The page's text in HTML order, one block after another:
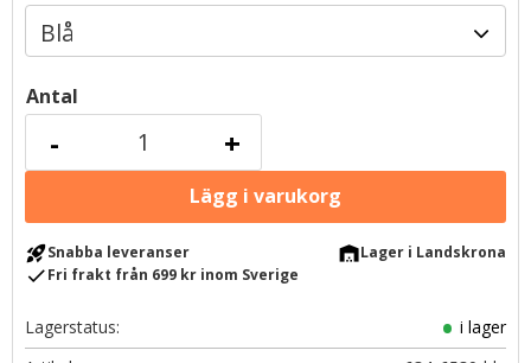
Antal
+
-
rocket_launchSnabba leveranser warehouseLager i Landskrona
checkFri frakt från 699 kr inom Sverige
Lagerstatus
i lager